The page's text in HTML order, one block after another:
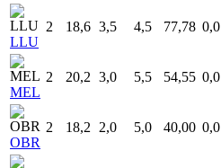
LLU
2 18,6 3,5 4,5 77,78 0,0
MEL
2 20,2 3,0 5,5 54,55 0,0
OBR
2 18,2 2,0 5,0 40,00 0,0